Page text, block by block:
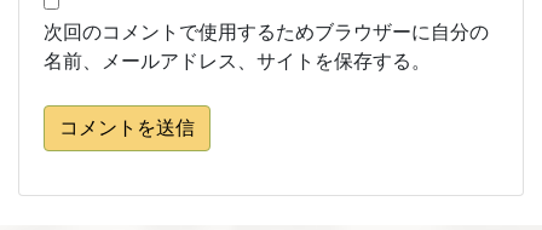
次回のコメントで使用するためブラウザーに自分の
名前、メールアドレス、サイトを保存する。
コメントを送信